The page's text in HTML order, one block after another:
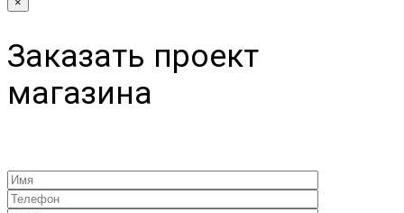
Заказать проект
магазина